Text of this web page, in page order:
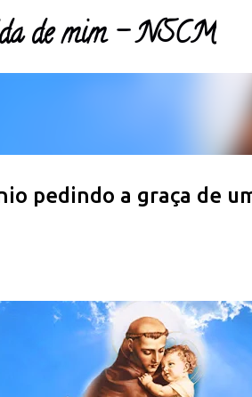
de mim - NSCM
pedindo a graça de